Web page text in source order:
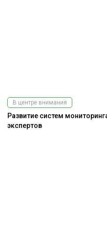
В центре внимания
Развитие систем
экспертов